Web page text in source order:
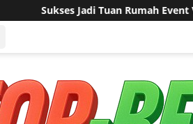
Event Voli Asia, FPPI Kalbar